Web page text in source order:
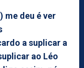
me deu é ver
a suplicar a
ao Léo